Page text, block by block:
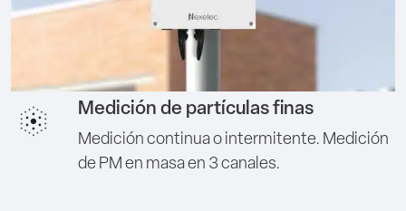
Medición de partículas finas
Medición continua o intermitente. Medición
de PM en masa en 3 canales.